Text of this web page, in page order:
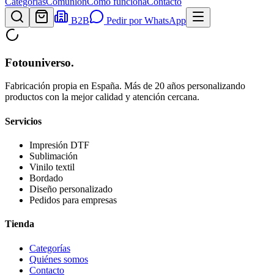
B2B
Pedir por WhatsApp
Fotouniverso.
Fabricación propia en España. Más de 20 años personalizando
productos con la mejor calidad y atención cercana.
Servicios
Impresión DTF
Sublimación
Vinilo textil
Bordado
Diseño personalizado
Pedidos para empresas
Tienda
Categorías
Quiénes somos
Contacto